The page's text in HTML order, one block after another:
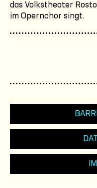
das Volkstheater
im Opernchor singt.